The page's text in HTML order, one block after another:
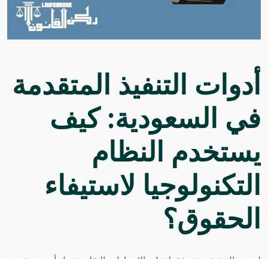
أدوات التنفيذ المتقدمة
في السعودية: كيف
يستخدم النظام
التكنولوجيا لاستيفاء
الحقوق؟